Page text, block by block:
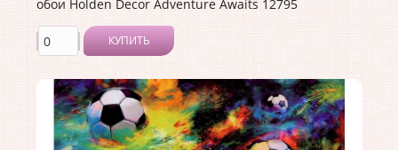
обои Holden Decor Adventure Awaits 12795
КУПИТЬ
Коллекция:Adventure Awaits
Длина рулона:10.05 .
Ширина рулона:0.53 .
Материал покрытия:Виниловое